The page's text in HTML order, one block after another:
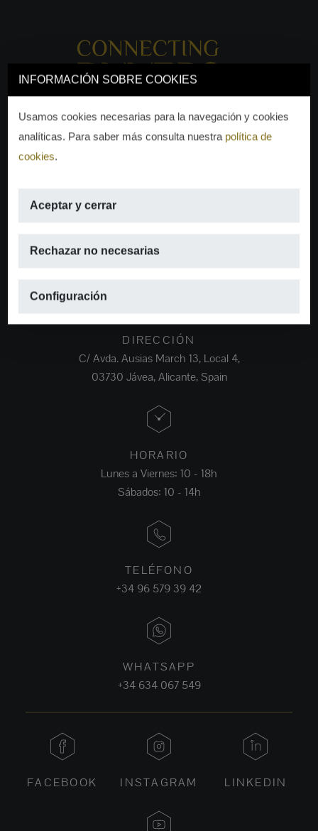
INFORMACIÓN SOBRE COOKIES
Usamos cookies necesarias para la navegación y cookies
analíticas. Para saber más consulta nuestra política de
cookies.
Aceptar y cerrar
Rechazar no necesarias
Configuración
EMAIL
DIRECCIÓN
C/ Avda. Ausias March 13, Local 4,
03730 Jávea, Alicante, Spain
HORARIO
Lunes a Viernes: 10 - 18h
Sábados: 10 - 14h
TELÉFONO
+34 96 579 39 42
WHATSAPP
+34 634 067 549
FACEBOOK INSTAGRAM LINKEDIN